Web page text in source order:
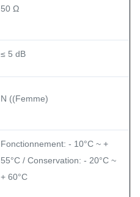
50 Ω
≤ 5 dB
N ((Femme)
Fonctionnement: - 10°C ~ +
55°C / Conservation: - 20°C ~
+ 60°C